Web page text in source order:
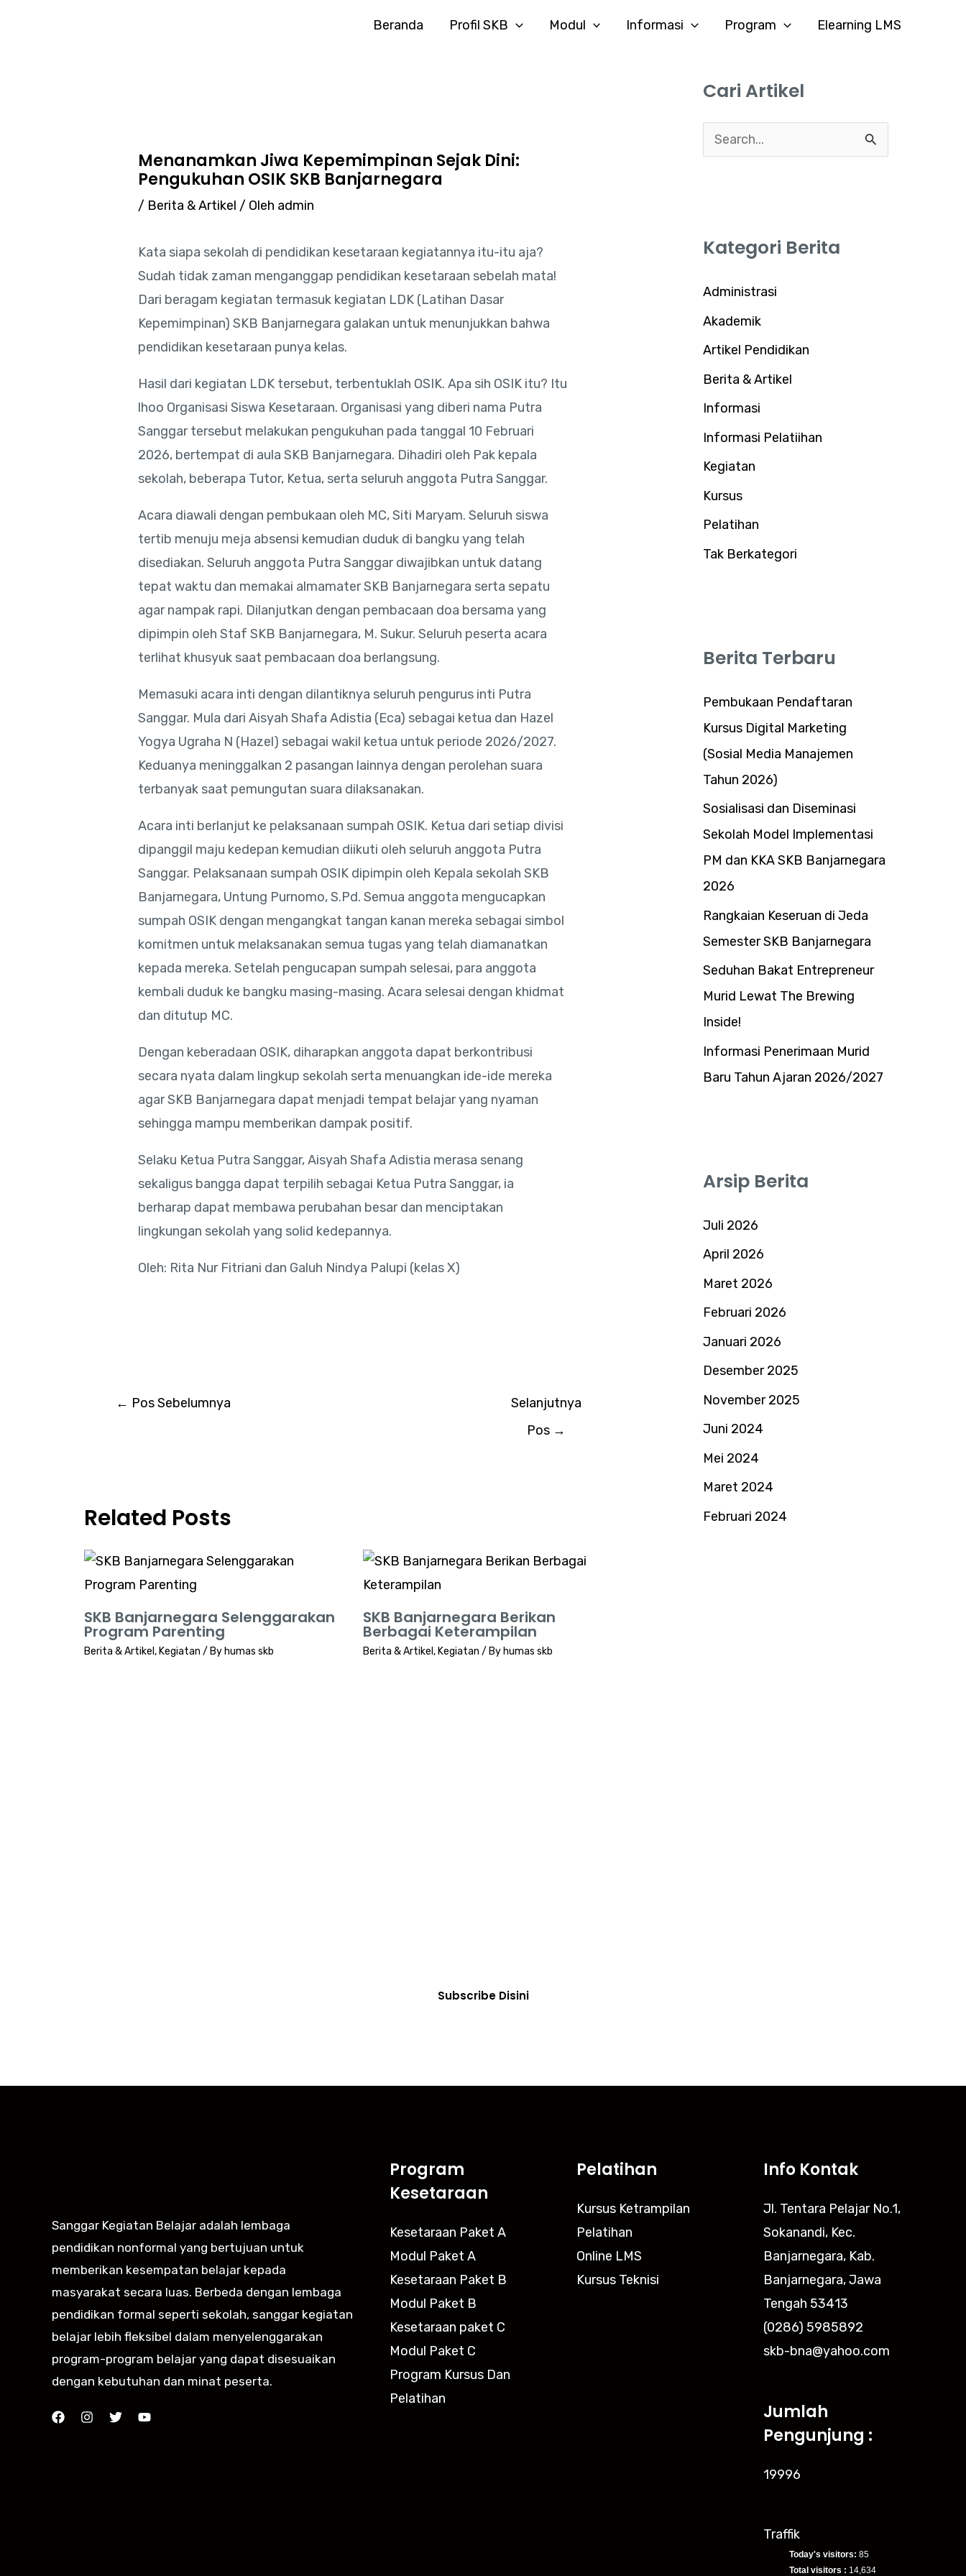
Beranda Profil SKB Modul Informasi Program Elearning LMS
Menanamkan Jiwa Kepemimpinan Sejak Dini:
Pengukuhan OSIK SKB Banjarnegara
/ Berita & Artikel / Oleh admin
Kata siapa sekolah di pendidikan kesetaraan kegiatannya itu-itu aja?
Sudah tidak zaman menganggap pendidikan kesetaraan sebelah mata!
Dari beragam kegiatan termasuk kegiatan LDK (Latihan Dasar
Kepemimpinan) SKB Banjarnegara galakan untuk menunjukkan bahwa
pendidikan kesetaraan punya kelas.
Hasil dari kegiatan LDK tersebut, terbentuklah OSIK. Apa sih OSIK itu? Itu
lhoo Organisasi Siswa Kesetaraan. Organisasi yang diberi nama Putra
Sanggar tersebut melakukan pengukuhan pada tanggal 10 Februari
2026, bertempat di aula SKB Banjarnegara. Dihadiri oleh Pak kepala
sekolah, beberapa Tutor, Ketua, serta seluruh anggota Putra Sanggar.
Acara diawali dengan pembukaan oleh MC, Siti Maryam. Seluruh siswa
tertib menuju meja absensi kemudian duduk di bangku yang telah
disediakan. Seluruh anggota Putra Sanggar diwajibkan untuk datang
tepat waktu dan memakai almamater SKB Banjarnegara serta sepatu
agar nampak rapi. Dilanjutkan dengan pembacaan doa bersama yang
dipimpin oleh Staf SKB Banjarnegara, M. Sukur. Seluruh peserta acara
terlihat khusyuk saat pembacaan doa berlangsung.
Memasuki acara inti dengan dilantiknya seluruh pengurus inti Putra
Sanggar. Mula dari Aisyah Shafa Adistia (Eca) sebagai ketua dan Hazel
Yogya Ugraha N (Hazel) sebagai wakil ketua untuk periode 2026/2027.
Keduanya meninggalkan 2 pasangan lainnya dengan perolehan suara
terbanyak saat pemungutan suara dilaksanakan.
Acara inti berlanjut ke pelaksanaan sumpah OSIK. Ketua dari setiap divisi
dipanggil maju kedepan kemudian diikuti oleh seluruh anggota Putra
Sanggar. Pelaksanaan sumpah OSIK dipimpin oleh Kepala sekolah SKB
Banjarnegara, Untung Purnomo, S.Pd. Semua anggota mengucapkan
sumpah OSIK dengan mengangkat tangan kanan mereka sebagai simbol
komitmen untuk melaksanakan semua tugas yang telah diamanatkan
kepada mereka. Setelah pengucapan sumpah selesai, para anggota
kembali duduk ke bangku masing-masing. Acara selesai dengan khidmat
dan ditutup MC.
Dengan keberadaan OSIK, diharapkan anggota dapat berkontribusi
secara nyata dalam lingkup sekolah serta menuangkan ide-ide mereka
agar SKB Banjarnegara dapat menjadi tempat belajar yang nyaman
sehingga mampu memberikan dampak positif.
Selaku Ketua Putra Sanggar, Aisyah Shafa Adistia merasa senang
sekaligus bangga dapat terpilih sebagai Ketua Putra Sanggar, ia
berharap dapat membawa perubahan besar dan menciptakan
lingkungan sekolah yang solid kedepannya.
Oleh: Rita Nur Fitriani dan Galuh Nindya Palupi (kelas X)
← Pos Sebelumnya
Selanjutnya
Pos →
Related Posts
SKB Banjarnegara Selenggarakan
Program Parenting
Berita & Artikel , Kegiatan / By humas skb
SKB Banjarnegara Berikan
Berbagai Keterampilan
Berita & Artikel , Kegiatan / By humas skb
Cari Artikel
u
t
u
k
:
Kategori Berita
Administrasi
Akademik
Artikel Pendidikan
Berita & Artikel
Informasi
Informasi Pelatiihan
Kegiatan
Kursus
Pelatihan
Tak Berkategori
Berita Terbaru
Pembukaan Pendaftaran
Kursus Digital Marketing
(Sosial Media Manajemen
Tahun 2026)
Sosialisasi dan Diseminasi
Sekolah Model Implementasi
PM dan KKA SKB Banjarnegara
2026
Rangkaian Keseruan di Jeda
Semester SKB Banjarnegara
Seduhan Bakat Entrepreneur
Murid Lewat The Brewing
Inside!
Informasi Penerimaan Murid
Baru Tahun Ajaran 2026/2027
Arsip Berita
Juli 2026
April 2026
Maret 2026
Februari 2026
Januari 2026
Desember 2025
November 2025
Juni 2024
Mei 2024
Maret 2024
Februari 2024
Subscribe Disini
Sanggar Kegiatan Belajar adalah lembaga
pendidikan nonformal yang bertujuan untuk
memberikan kesempatan belajar kepada
masyarakat secara luas. Berbeda dengan lembaga
pendidikan formal seperti sekolah, sanggar kegiatan
belajar lebih fleksibel dalam menyelenggarakan
program-program belajar yang dapat disesuaikan
dengan kebutuhan dan minat peserta.
Program
Kesetaraan
Kesetaraan Paket A
Modul Paket A
Kesetaraan Paket B
Modul Paket B
Kesetaraan paket C
Modul Paket C
Program Kursus Dan
Pelatihan
Pelatihan
Kursus Ketrampilan
Pelatihan
Online LMS
Kursus Teknisi
Info Kontak
Jl. Tentara Pelajar No.1,
Sokanandi, Kec.
Banjarnegara, Kab.
Banjarnegara, Jawa
Tengah 53413
(0286) 5985892
skb-bna@yahoo.com
Jumlah
Pengunjung :
19996
Traffik
Today's visitors: 85
Total visitors : 14,634